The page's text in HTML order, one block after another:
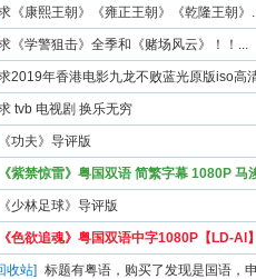
《康熙王朝》《雍正王朝》《乾隆王朝》
《学警狙击》全季和《赌场风云》！！...
2019年香港电影九龙不败蓝光原版iso高
tvb 电视剧 换乐无穷
《功夫》导评版
《紫禁惊雷》粤国双语 简繁字幕 1080P 马
《少林足球》导评版
《色欲追魂》粤国双语中字1080P【LD-AI
收站] 标题有粤语，购买了发现是国语，